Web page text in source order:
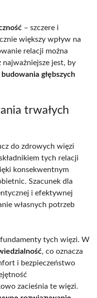
– szczere i
większy wpływ na
relacji można
najważniejsze jest, by
głębszych
trwałych
do zdrowych więzi
tych relacji
konsekwentnym
Szacunek dla
i efektywnej
własnych potrzeb
tych więzi. W
, co oznacza
i bezpieczeństwo
zacieśnia te więzi.